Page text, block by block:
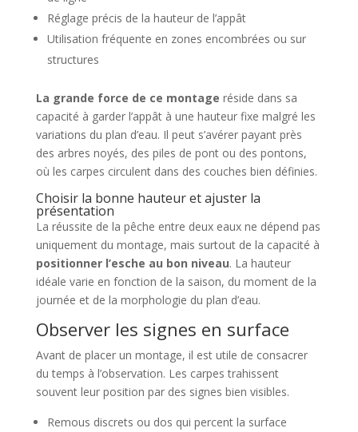
Réglage précis de la hauteur de l’appât
Utilisation fréquente en zones encombrées ou sur
structures
La grande force de ce montage réside dans sa
capacité à garder l’appât à une hauteur fixe malgré les
variations du plan d’eau. Il peut s’avérer payant près
des arbres noyés, des piles de pont ou des pontons,
où les carpes circulent dans des couches bien définies.
Choisir la bonne hauteur et ajuster la
présentation
La réussite de la pêche entre deux eaux ne dépend pas
uniquement du montage, mais surtout de la capacité à
positionner l’esche au bon niveau. La hauteur
idéale varie en fonction de la saison, du moment de la
journée et de la morphologie du plan d’eau.
Observer les signes en surface
Avant de placer un montage, il est utile de consacrer
du temps à l’observation. Les carpes trahissent
souvent leur position par des signes bien visibles.
Remous discrets ou dos qui percent la surface